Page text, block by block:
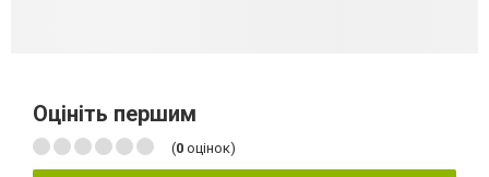
Оцініть першим
(0 оцінок)